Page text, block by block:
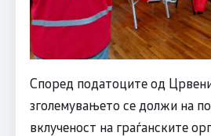
Според податоците од
зголемувањето се должи на
вклученост на граѓанските